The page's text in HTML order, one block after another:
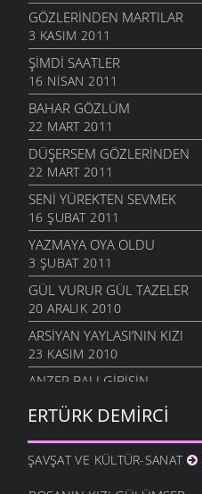
GÖZLERINDEN MARTILAR
3 KASIM 2011
ŞIMDI SAATLER
16 NISAN 2011
BAHAR GÖZLÜM
22 MART 2011
DÜŞERSEM GÖZLERINDEN
22 MART 2011
SENI YÜREKTEN SEVMEK
16 ŞUBAT 2011
YAZMAYA OYA OLDU
3 ŞUBAT 2011
GÜL VURUR GÜL TAZELER
20 ARALIK 2010
ARSIYAN YAYLASI’NIN KIZI
23 KASIM 2010
ANZER BALI GIBISIN
SEVERIM İSTANBULU
14 EKIM 2010
GÖZLER SESSIZ AĞLADI
10 EKIM 2010
ERTÜRK DEMIRCI
ŞAVŞAT VE KÜLTÜR-SANAT